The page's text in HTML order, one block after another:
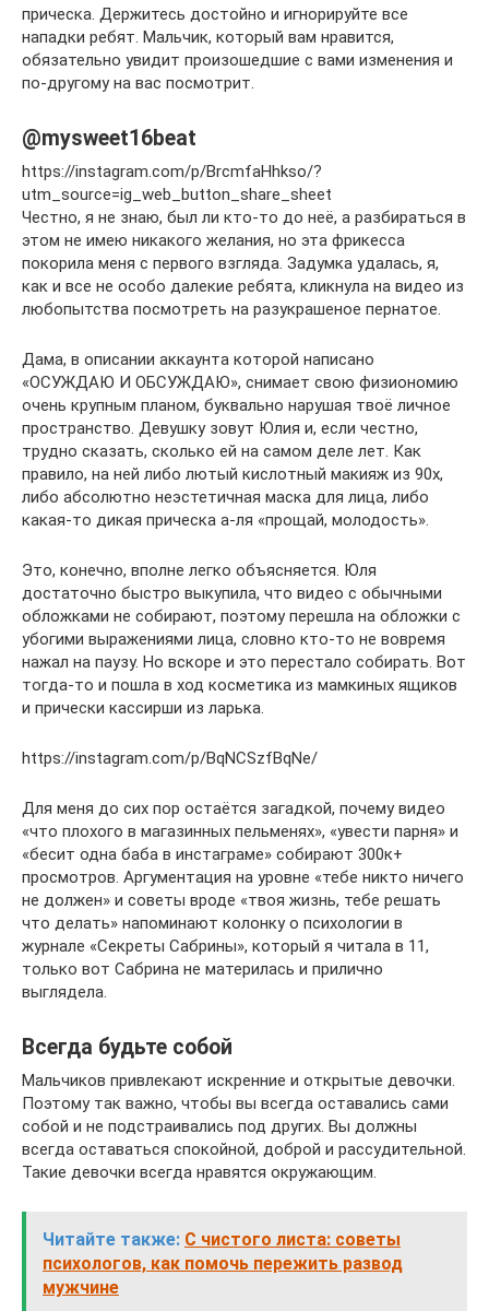
прическа. Держитесь достойно и игнорируйте все
нападки ребят. Мальчик, который вам нравится,
обязательно увидит произошедшие с вами изменения и
по-другому на вас посмотрит.
@mysweet16beat
https://instagram.com/p/BrcmfaHhkso/?
utm_source=ig_web_button_share_sheet
Честно, я не знаю, был ли кто-то до неё, а разбираться в
этом не имею никакого желания, но эта фрикесса
покорила меня с первого взгляда. Задумка удалась, я,
как и все не особо далекие ребята, кликнула на видео из
любопытства посмотреть на разукрашеное пернатое.
Дама, в описании аккаунта которой написано
«ОСУЖДАЮ И ОБСУЖДАЮ», снимает свою физиономию
очень крупным планом, буквально нарушая твоё личное
пространство. Девушку зовут Юлия и, если честно,
трудно сказать, сколько ей на самом деле лет. Как
правило, на ней либо лютый кислотный макияж из 90х,
либо абсолютно неэстетичная маска для лица, либо
какая-то дикая прическа а-ля «прощай, молодость».
Это, конечно, вполне легко объясняется. Юля
достаточно быстро выкупила, что видео с обычными
обложками не собирают, поэтому перешла на обложки с
убогими выражениями лица, словно кто-то не вовремя
нажал на паузу. Но вскоре и это перестало собирать. Вот
тогда-то и пошла в ход косметика из мамкиных ящиков
и прически кассирши из ларька.
https://instagram.com/p/BqNCSzfBqNe/
Для меня до сих пор остаётся загадкой, почему видео
«что плохого в магазинных пельменях», «увести парня» и
«бесит одна баба в инстаграме» собирают 300к+
просмотров. Аргументация на уровне «тебе никто ничего
не должен» и советы вроде «твоя жизнь, тебе решать
что делать» напоминают колонку о психологии в
журнале «Секреты Сабрины», который я читала в 11,
только вот Сабрина не материлась и прилично
выглядела.
Всегда будьте собой
Мальчиков привлекают искренние и открытые девочки.
Поэтому так важно, чтобы вы всегда оставались сами
собой и не подстраивались под других. Вы должны
всегда оставаться спокойной, доброй и рассудительной.
Такие девочки всегда нравятся окружающим.
Читайте также: С чистого листа: советы
психологов, как помочь пережить развод
мужчине